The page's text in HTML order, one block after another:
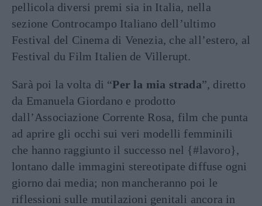
pellicola diversi premi sia in Italia, nella
sezione Controcampo Italiano dell’ultimo
Festival del Cinema di Venezia, che all’estero, al
Festival du Film Italien de Villerupt.
Sarà poi la volta di “Per la mia strada”, diretto
da Emanuela Giordano e prodotto
dall’Associazione Corrente Rosa, film che punta
ad aprire gli occhi sui veri modelli femminili
che hanno raggiunto il successo nel {#lavoro},
lontano dalle immagini stereotipate diffuse ogni
giorno dai media; non mancheranno poi le
riflessioni sulle mutilazioni genitali ancora in